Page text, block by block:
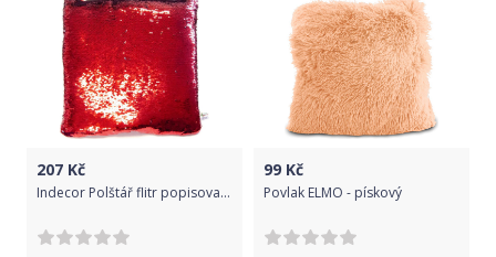
207 Kč
Indecor Polštář flitr popisovací barva červ/bílá 40x40 cm
99 Kč
Povlak ELMO - pískový